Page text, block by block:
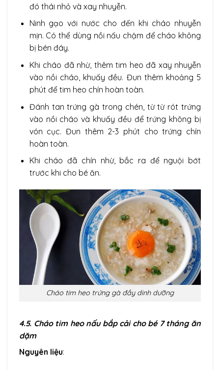
đó thái nhỏ và xay nhuyễn.
Ninh gạo với nước cho đến khi cháo nhuyễn
mịn. Có thể dùng nồi nấu chậm để cháo không
bị bén đáy.
Khi cháo đã nhừ, thêm tim heo đã xay nhuyễn
vào nồi cháo, khuấy đều. Đun thêm khoảng 5
phút để tim heo chín hoàn toàn.
Đánh tan trứng gà trong chén, từ từ rót trứng
vào nồi cháo và khuấy đều để trứng không bị
vón cục. Đun thêm 2-3 phút cho trứng chín
hoàn toàn.
Khi cháo đã chín nhừ, bắc ra để nguội bớt
trước khi cho bé ăn.
Cháo tim heo trứng gà đầy dinh dưỡng
4.5. Cháo tim heo nấu bắp cải cho bé 7 tháng ăn
dặm
Nguyên liệu: